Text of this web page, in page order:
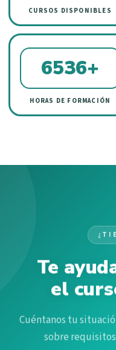
CURSOS DISPONIBLES
6536+
HORAS DE FORMACIÓN
Te
el
Cuéntanos tu
sobre